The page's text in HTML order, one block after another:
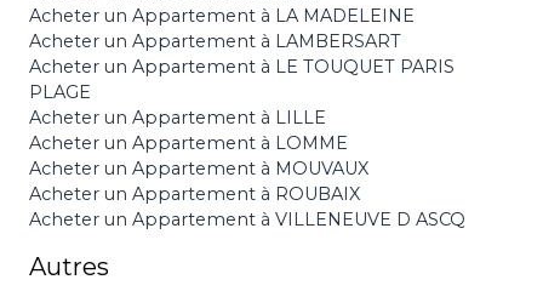
Acheter un Appartement à LA MADELEINE
Acheter un Appartement à LAMBERSART
Acheter un Appartement à LE TOUQUET PARIS
PLAGE
Acheter un Appartement à LILLE
Acheter un Appartement à LOMME
Acheter un Appartement à MOUVAUX
Acheter un Appartement à ROUBAIX
Acheter un Appartement à VILLENEUVE D ASCQ
Autres